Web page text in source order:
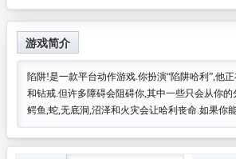
游戏简介
陷阱!是一款平台动作游戏.你扮演“陷阱哈利”,他
和钻戒.但许多障碍会阻碍你,其中一些只会从你
鳄鱼,蛇,无底洞,沼泽和火灾会让哈利丧命.如果你